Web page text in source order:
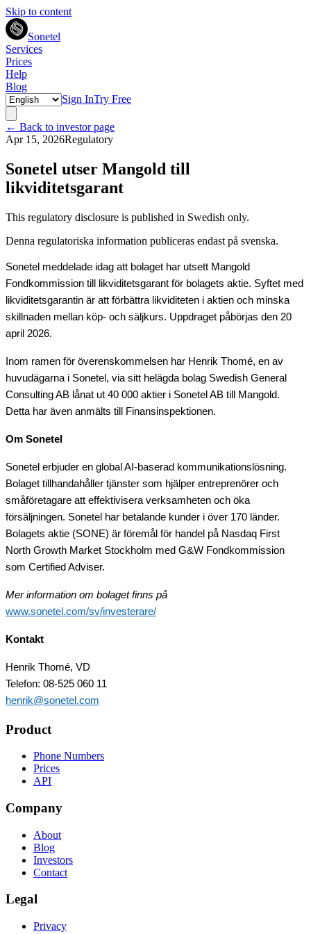
Skip to content
Sonetel
Services
Prices
Help
Blog
Sign InTry Free
← Back to investor page
Apr 15, 2026Regulatory
Sonetel utser Mangold till
likviditetsgarant
This regulatory disclosure is published in Swedish only.
Denna regulatoriska information publiceras endast på svenska.
Sonetel meddelade idag att bolaget har utsett Mangold
Fondkommission till likviditetsgarant för bolagets aktie. Syftet med
likviditetsgarantin är att förbättra likviditeten i aktien och minska
skillnaden mellan köp- och säljkurs. Uppdraget påbörjas den 20
april 2026.
Inom ramen för överenskommelsen har Henrik Thomé, en av
huvudägarna i Sonetel, via sitt helägda bolag Swedish General
Consulting AB lånat ut 40 000 aktier i Sonetel AB till Mangold.
Detta har även anmälts till Finansinspektionen.
Om Sonetel
Sonetel erbjuder en global AI-baserad kommunikationslösning.
Bolaget tillhandahåller tjänster som hjälper entreprenörer och
småföretagare att effektivisera verksamheten och öka
försäljningen. Sonetel har betalande kunder i över 170 länder.
Bolagets aktie (SONE) är föremål för handel på Nasdaq First
North Growth Market Stockholm med G&W Fondkommission
som Certified Adviser.
Mer information om bolaget finns på
www.sonetel.com/sv/investerare/
Kontakt
Henrik Thomé, VD
Telefon: 08-525 060 11
henrik@sonetel.com
Product
Phone Numbers
Prices
API
Company
About
Blog
Investors
Contact
Legal
Privacy